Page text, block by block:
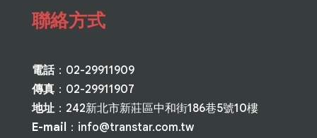
聯絡方式
電話：02-29911909
傳真：02-29911907
地址：242新北市新莊區中和街186巷5號10樓
E-mail ： info@transtar.com.tw